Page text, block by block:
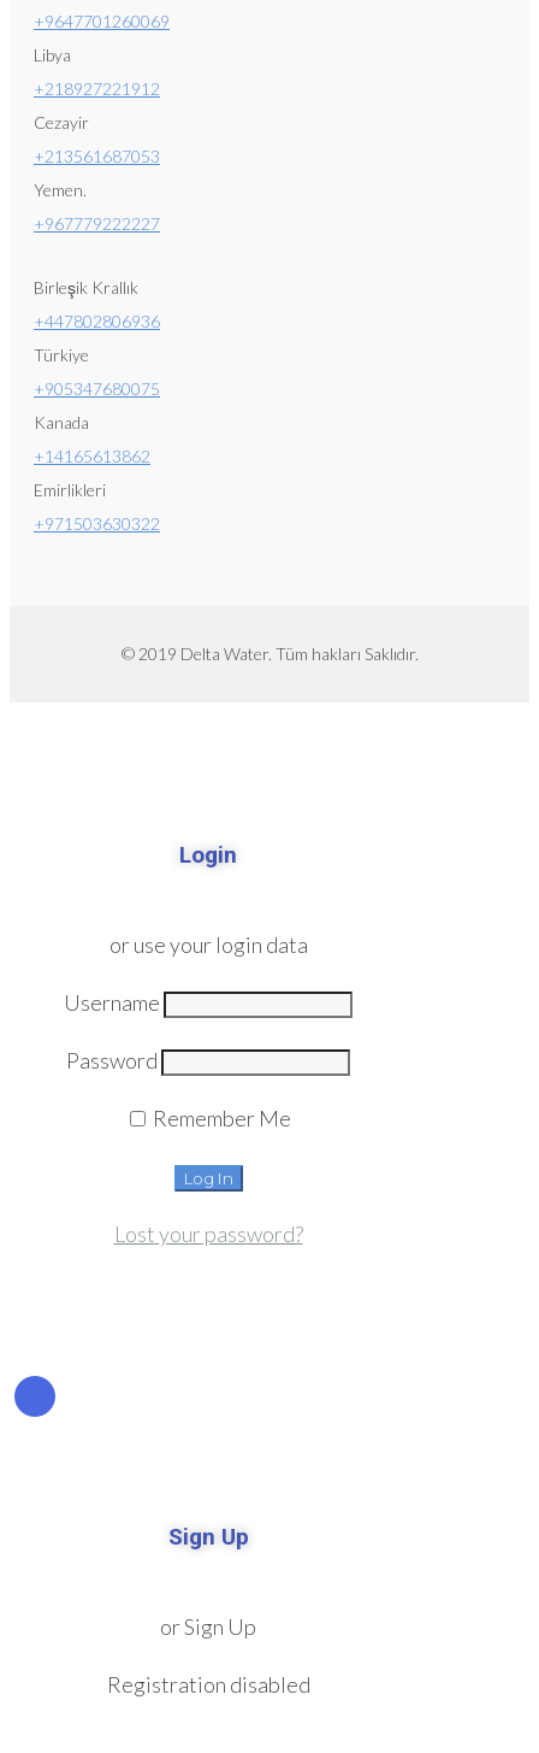
+9647701260069
Libya
+218927221912
Cezayir
+213561687053
Yemen.
+967779222227
Birleşik Krallık
+447802806936
Türkiye
+905347680075
Kanada
+14165613862
Emirlikleri
+971503630322
© 2019 Delta Water. Tüm hakları Saklıdır.
Login
or use your login data
Username
Password
Remember Me
Lost your password?
Sign Up
or Sign Up
Registration disabled